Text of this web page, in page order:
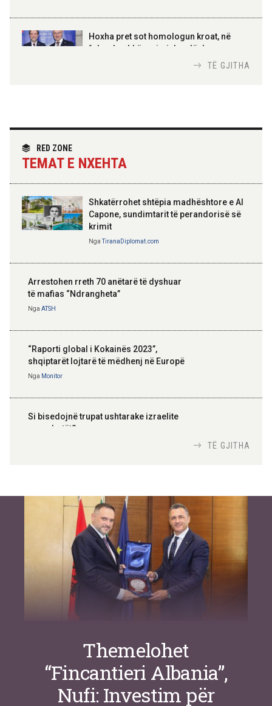
100-vjetori i themelimit të
Urdhrit të Skënderbeut
Hoxha pret sot homologun kroat, në
fokus bashkëpunimi dypalësh
partneritetit strategjik
TË GJITHA
RED ZONE
TEMAT E NXEHTA
Shkatërrohet shtëpia madhështore e Al
Capone, sundimtarit të perandorisë së
krimit
NgaTiranaDiplomat.com
Arrestohen rreth 70 anëtarë të dyshuar
të mafias “Ndrangheta”
Nga ATSH
“Raporti global i Kokainës 2023”,
shqiptarët lojtarë të mëdhenj në Europë
Nga Monitor
Si bisedojnë trupat ushtarake izraelite
me robotët?
inteligjente izraelite
TË GJITHA
Themelohet
“Fincantieri Albania”,
Nufi: Investim për